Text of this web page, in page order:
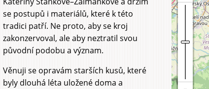
se postupů i materiálů, které k této
tradici patří. Ne proto, aby se kroj
zakonzervoval, ale aby neztratil svou
původní podobu a význam.
Věnuji se opravám starších kusů, které
byly dlouhá léta uložené doma a